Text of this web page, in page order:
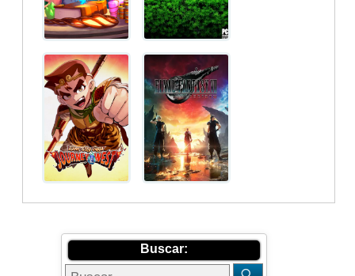
Buscar: